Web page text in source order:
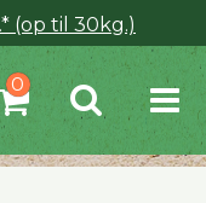
(op til 30kg.)